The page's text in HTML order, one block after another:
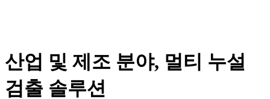
산업 및 제조 분야, 멀티 누설
검출 솔루션